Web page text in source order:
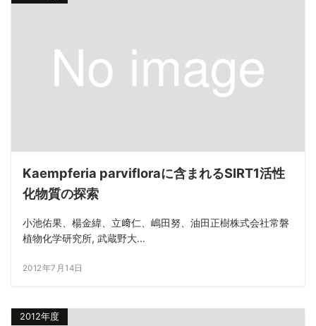
Kaempferia parvifloraに含まれるSIRT1活性
化物質の探索
小池佑果、楊金緯、立﨑仁、嶋田努、油田正樹株式会社常磐
植物化学研究所, 武蔵野大...
2012年7月14日
2012年度